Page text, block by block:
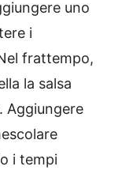
uno
i
frattempo,
la salsa
Aggiungere
i tempi